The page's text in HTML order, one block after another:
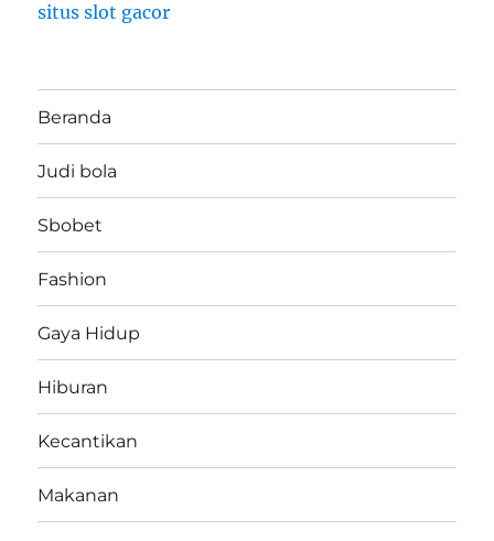
situs slot gacor
Beranda
Judi bola
Sbobet
Fashion
Gaya Hidup
Hiburan
Kecantikan
Makanan